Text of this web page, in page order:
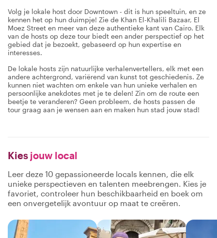
Volg je lokale host door Downtown - dit is hun speeltuin, en ze
kennen het op hun duimpje! Zie de Khan El-Khalili Bazaar, El
Moez Street en meer van deze authentieke kant van Cairo. Elk
van de hosts op deze tour biedt een ander perspectief op het
gebied dat je bezoekt, gebaseerd op hun expertise en
interesses.
De lokale hosts zijn natuurlijke verhalenvertellers, elk met een
andere achtergrond, variërend van kunst tot geschiedenis. Ze
kunnen niet wachten om enkele van hun unieke verhalen en
persoonlijke anekdotes met je te delen! Zin om de route een
beetje te veranderen? Geen probleem, de hosts passen de
tour graag aan je wensen aan en maken hun stad jouw stad!
Kies jouw local
Leer deze 10 gepassioneerde locals kennen, die elk
unieke perspectieven en talenten meebrengen. Kies je
favoriet, controleer hun beschikbaarheid en boek om
een onvergetelijk avontuur op maat te creëren.